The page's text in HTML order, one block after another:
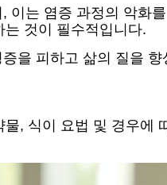
이는 염증 과정의 악화
것이 필수적입니다.
을 피하고 삶의 질을 향
물, 식이 요법 및 경우에